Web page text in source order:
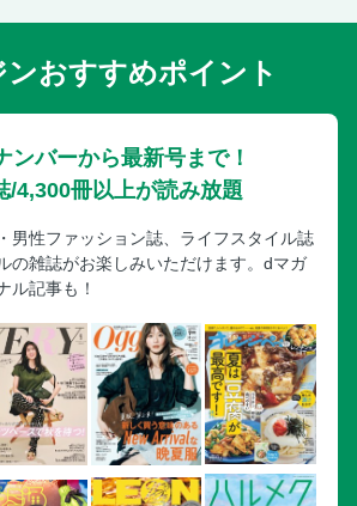
おすすめポイント
ンバーから最新号まで！
/4,300冊以上が読み放題
男性ファッション誌、ライフスタイル誌
の雑誌がお楽しみいただけます。dマガ
ル記事も！